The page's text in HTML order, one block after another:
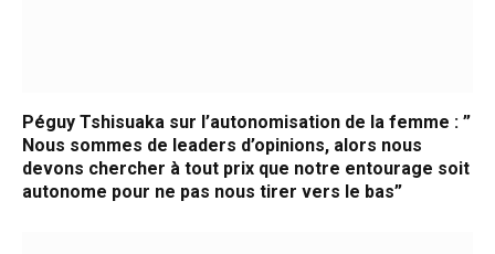
Péguy Tshisuaka sur l’autonomisation de la femme : ”
Nous sommes de leaders d’opinions, alors nous
devons chercher à tout prix que notre entourage soit
autonome pour ne pas nous tirer vers le bas”